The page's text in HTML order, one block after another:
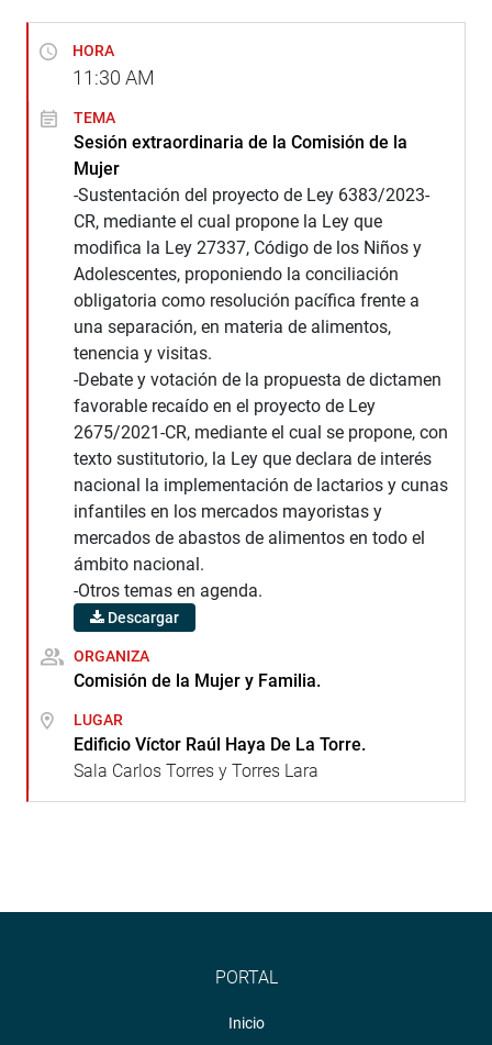
HORA
11:30 AM
TEMA
Sesión extraordinaria de la Comisión de la
Mujer
-Sustentación del proyecto de Ley 6383/2023-
CR, mediante el cual propone la Ley que
modifica la Ley 27337, Código de los Niños y
Adolescentes, proponiendo la conciliación
obligatoria como resolución pacífica frente a
una separación, en materia de alimentos,
tenencia y visitas.
-Debate y votación de la propuesta de dictamen
favorable recaído en el proyecto de Ley
2675/2021-CR, mediante el cual se propone, con
texto sustitutorio, la Ley que declara de interés
nacional la implementación de lactarios y cunas
infantiles en los mercados mayoristas y
mercados de abastos de alimentos en todo el
ámbito nacional.
-Otros temas en agenda.
Descargar
ORGANIZA
Comisión de la Mujer y Familia.
LUGAR
Edificio Víctor Raúl Haya De La Torre.
Sala Carlos Torres y Torres Lara
PORTAL
Inicio